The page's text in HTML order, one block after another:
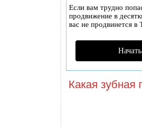
Если вам трудно
продвижение в
вас не продвинется в
Какая зубная